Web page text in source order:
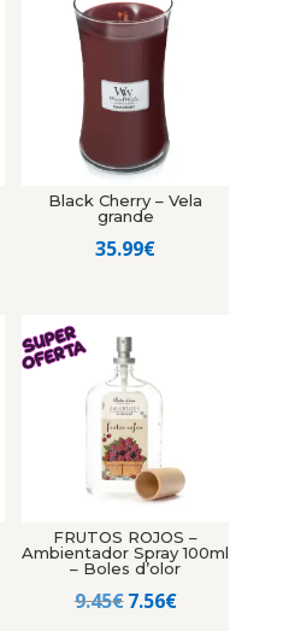
Black Cherry – Vela
grande
35.99€
FRUTOS ROJOS –
Ambientador Spray 100ml
– Boles d’olor
9.45€El
7.56€El